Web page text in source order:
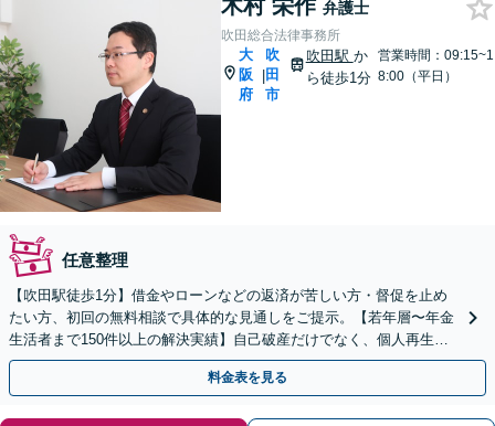
木村 栄作 弁護士
吹田総合法律事務所
大
阪
府
|
吹
田
市
吹田駅 か
ら徒歩1分
営業時間：09:15~1
8:00（平日）
任意整理
【吹田駅徒歩1分】借金やローンなどの返済が苦しい方・督促を止め
たい方、初回の無料相談で具体的な見通しをご提示。【若年層〜年金
生活者まで150件以上の解決実績】自己破産だけでなく、個人再生・
任意整理も状況とお気持ちを踏まえ対応します。
料金表を見る